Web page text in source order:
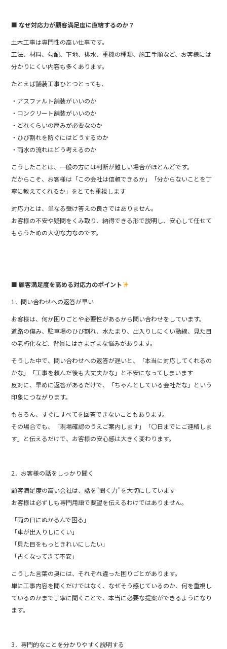
■ なぜ対応力が顧客満足度に直結するのか？
土木工事は専門性の高い仕事です。
工法、材料、勾配、下地、排水、重機の種類、施工手順など、お客様には
分かりにくい内容も多くあります。
たとえば舗装工事ひとつとっても、
・アスファルト舗装がいいのか
・コンクリート舗装がいいのか
・どれくらいの厚みが必要なのか
・ひび割れを防ぐにはどうするのか
・雨水の流れはどう考えるのか
こうしたことは、一般の方には判断が難しい場合がほとんどです。
だからこそ、お客様は「この会社は信頼できるか」「分からないことを丁
寧に教えてくれるか」をとても重視します
対応力とは、単なる受け答えの良さではありません。
お客様の不安や疑問をくみ取り、納得できる形で説明し、安心して任せて
もらうための大切な力なのです。
■ 顧客満足度を高める対応力のポイント
1．問い合わせへの返答が早い
お客様は、何か困りごとや必要性があるから問い合わせをしています。
道路の傷み、駐車場のひび割れ、水たまり、出入りしにくい動線、見た目
の老朽化など、背景にはさまざまな悩みがあります。
そうした中で、問い合わせへの返答が遅いと、「本当に対応してくれるの
かな」「工事を頼んだ後も大丈夫かな」と不安になってしまいます
反対に、早めに返答があるだけで、「ちゃんとしている会社だな」という
印象につながります。
もちろん、すぐにすべてを回答できないこともあります。
その場合でも、「現場確認のうえご案内します」「〇日までにご連絡しま
す」と伝えるだけで、お客様の安心感は大きく変わります。
2．お客様の話をしっかり聞く
顧客満足度の高い会社は、話を“聞く力”を大切にしています
お客様は必ずしも専門用語で要望を伝えるわけではありません。
「雨の日にぬかるんで困る」
「車が出入りしにくい」
「見た目をもっときれいにしたい」
「古くなってきて不安」
こうした言葉の奥には、それぞれ違った困りごとがあります。
単に工事内容を聞くだけではなく、なぜそう感じているのか、何を重視し
ているのかまで丁寧に聞くことで、本当に必要な提案ができるようになり
ます。
3．専門的なことを分かりやすく説明する